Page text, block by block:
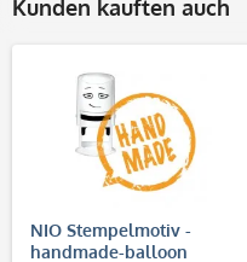
Kunden kauften auch
NIO Stempelmotiv -
handmade-balloon